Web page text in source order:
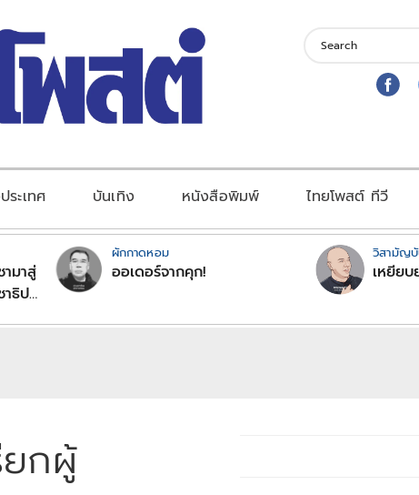
ระเทศ บันเทิง หนังสือพิมพ์ ไทยโพสต์ ทีวี
ามาสู่
ธิป
ผักกาดหอม
ออเดอร์จากคุก!
วิสามัญบั
เหยียบ
กผู้